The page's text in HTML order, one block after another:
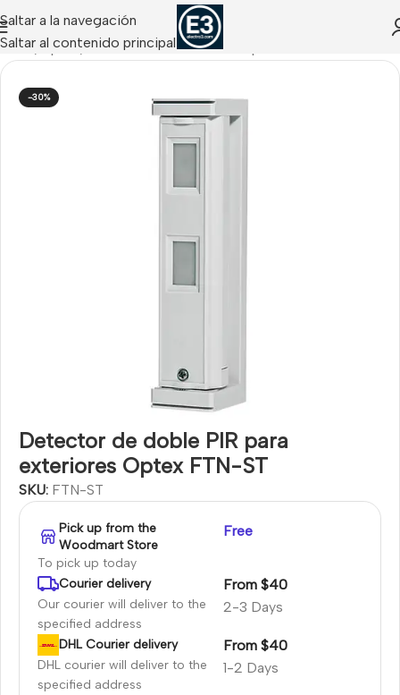
Saltar a la navegación
Saltar al contenido principal
Inicio Optex/Detectores de Exterior Optex
-30%
Detector de doble PIR para
exteriores Optex FTN-ST
SKU: FTN-ST
Pick up from the
Woodmart Store
To pick up today
Free
Courier delivery
Our courier will deliver to the
specified address
2-3 Days
From $40
DHL Courier delivery
DHL courier will deliver to the
specified address
1-2 Days
From $40